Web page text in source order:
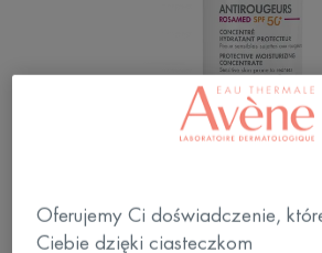
Codzienna pielęgnacja, która
Oferujemy Ci doświadczenie,
Ciebie dzięki ciasteczkom